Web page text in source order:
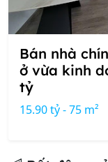
Bán nhà
ở vừa kinh
tỷ
15.90 tỷ - 75 m²